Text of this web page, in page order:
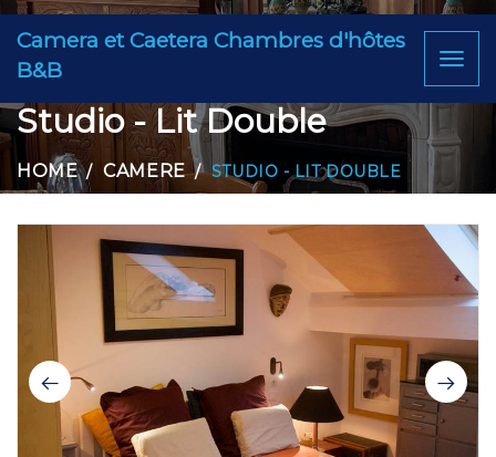
Camera et Caetera Chambres d'hôtes
B&B
Studio - Lit Double
HOME CAMERE STUDIO - LIT DOUBLE